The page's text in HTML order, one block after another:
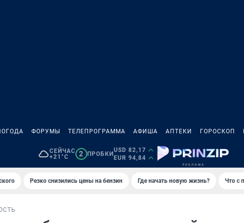
ФОРУМЫ ТЕЛЕПРОГРАММА АФИША АПТЕКИ ГОРОСКОП
СЕЙЧАС
+21°C
2 ПРОБКИ
USD 82,17
EUR 94,84
Резко снизились цены на бензин Где начать новую жизнь? Что с